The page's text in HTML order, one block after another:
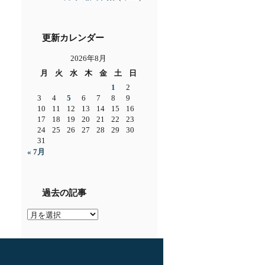
更新カレンダー
2026年8月
月
火 水 木 金 土
日
1
2
3
4 5 6 7 8
9
10
11 12 13 14 15
16
17
18 19 20 21 22
23
24
25 26 27 28 29
30
31
« 7月
過去の記事
過